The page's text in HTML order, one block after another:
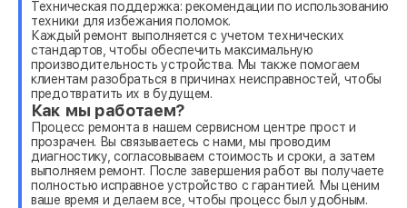
Техническая поддержка: рекомендации по использованию
техники для избежания поломок.
Каждый ремонт выполняется с учетом технических
стандартов, чтобы обеспечить максимальную
производительность устройства. Мы также помогаем
клиентам разобраться в причинах неисправностей, чтобы
предотвратить их в будущем.
Как мы работаем?
Процесс ремонта в нашем сервисном центре прост и
прозрачен. Вы связываетесь с нами, мы проводим
диагностику, согласовываем стоимость и сроки, а затем
выполняем ремонт. После завершения работ вы получаете
полностью исправное устройство с гарантией. Мы ценим
ваше время и делаем все, чтобы процесс был удобным.